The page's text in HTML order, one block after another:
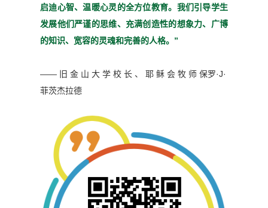
启迪心智、温暖心灵的全方位教育。 我们引导学生
发展他们严谨的思维、充满创造性的想象力、广博
的知识、宽容的灵魂和完善的人格。”
—— 旧 金 山 大 学 校 长 、 耶 稣 会 牧 师 保罗·J·
菲茨杰拉德